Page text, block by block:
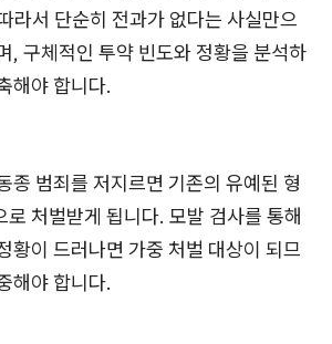
라서 단순히 전과가 없다는 사실만으
, 구체적인 투약 빈도와 정황을 분석하
해야 합니다.
종 범죄를 저지르면 기존의 유예된 형
로 처벌받게 됩니다. 모발 검사를 통해
황이 드러나면 가중 처벌 대상이 되므
해야 합니다.